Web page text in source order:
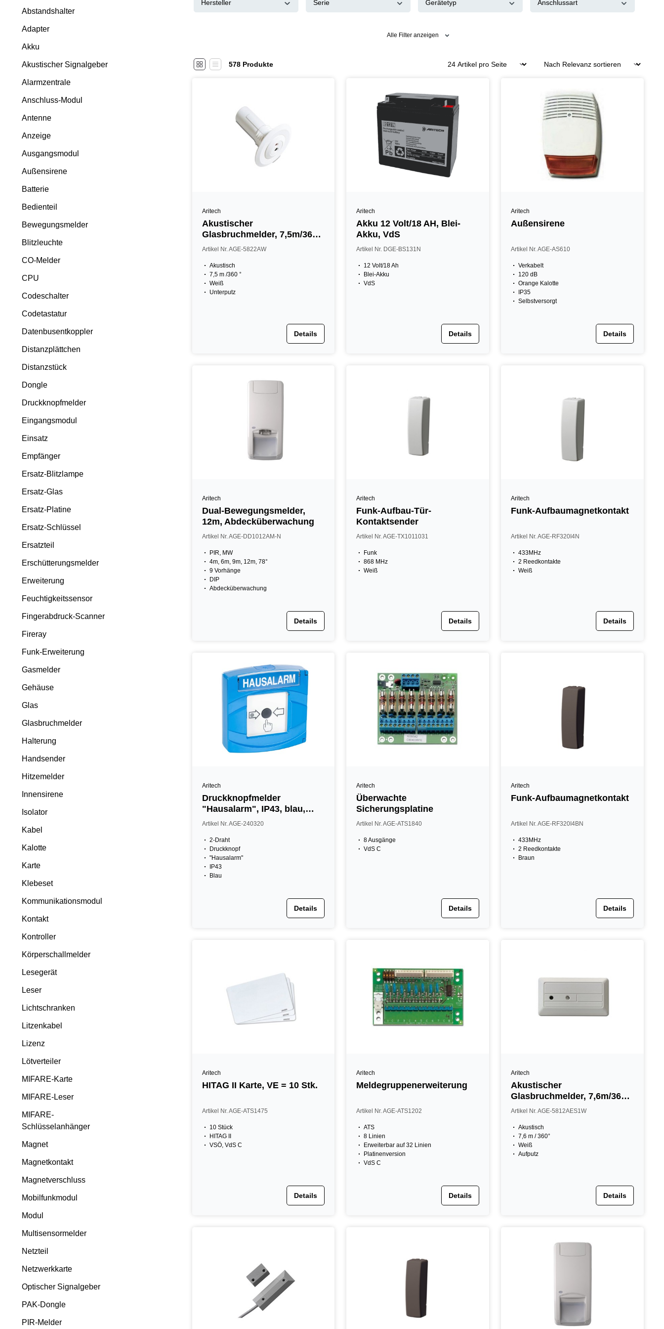
Abstandshalter
Adapter
Akku
Akustischer Signalgeber
Alarmzentrale
Anschluss-Modul
Antenne
Anzeige
Ausgangsmodul
Außensirene
Batterie
Bedienteil
Bewegungsmelder
Blitzleuchte
CO-Melder
CPU
Codeschalter
Codetastatur
Datenbusentkoppler
Distanzplättchen
Distanzstück
Dongle
Druckknopfmelder
Eingangsmodul
Einsatz
Empfänger
Ersatz-Blitzlampe
Ersatz-Glas
Ersatz-Platine
Ersatz-Schlüssel
Ersatzteil
Erschütterungsmelder
Erweiterung
Feuchtigkeitssensor
Fingerabdruck-Scanner
Fireray
Funk-Erweiterung
Gasmelder
Gehäuse
Glas
Glasbruchmelder
Halterung
Handsender
Hitzemelder
Innensirene
Isolator
Kabel
Kalotte
Karte
Klebeset
Kommunikationsmodul
Kontakt
Kontroller
Körperschallmelder
Lesegerät
Leser
Lichtschranken
Litzenkabel
Lizenz
Lötverteiler
MIFARE-Karte
MIFARE-Leser
MIFARE-
Schlüsselanhänger
Magnet
Magnetkontakt
Magnetverschluss
Mobilfunkmodul
Modul
Multisensormelder
Netzteil
Netzwerkkarte
Optischer Signalgeber
PAK-Dongle
PIR-Melder
Hersteller Serie Gerätetyp Anschlussart
Alle Filter anzeigen
578 Produkte
Aritech
Akustischer
Glasbruchmelder, 7,5m/360°,
weiß
Artikel Nr. AGE-5822AW
Akustisch
7,5 m /360 °
Weiß
Unterputz
Details
Aritech
Akku 12 Volt/18 AH, Blei-
Akku, VdS
Artikel Nr. DGE-BS131N
12 Volt/18 Ah
Blei-Akku
VdS
Details
Aritech
Außensirene
Artikel Nr. AGE-AS610
Verkabelt
120 dB
Orange Kalotte
IP35
Selbstversorgt
Details
Aritech
Dual-Bewegungsmelder,
12m, Abdecküberwachung
Artikel Nr. AGE-DD1012AM-N
PIR, MW
4m, 6m, 9m, 12m, 78°
9 Vorhänge
DIP
Abdecküberwachung
Details
Aritech
Funk-Aufbau-Tür-
Kontaktsender
Artikel Nr. AGE-TX1011031
Funk
868 MHz
Weiß
Details
Aritech
Funk-Aufbaumagnetkontakt
Artikel Nr. AGE-RF320I4N
433MHz
2 Reedkontakte
Weiß
Details
Aritech
Druckknopfmelder
"Hausalarm", IP43, blau,
VdS
Artikel Nr. AGE-240320
2-Draht
Druckknopf
"Hausalarm"
IP43
Blau
Details
Aritech
Überwachte
Sicherungsplatine
Artikel Nr. AGE-ATS1840
8 Ausgänge
VdS C
Details
Aritech
Funk-Aufbaumagnetkontakt
Artikel Nr. AGE-RF320I4BN
433MHz
2 Reedkontakte
Braun
Details
Aritech
HITAG II Karte, VE = 10 Stk.
Artikel Nr. AGE-ATS1475
10 Stück
HITAG II
VSÖ, VdS C
Details
Aritech
Meldegruppenerweiterung
Artikel Nr. AGE-ATS1202
ATS
8 Linien
Erweiterbar auf 32 Linien
Platinenversion
VdS C
Details
Aritech
Akustischer
Glasbruchmelder, 7,6m/360°,
weiß
Artikel Nr. AGE-5812AES1W
Akustisch
7,6 m / 360°
Weiß
Aufputz
Details